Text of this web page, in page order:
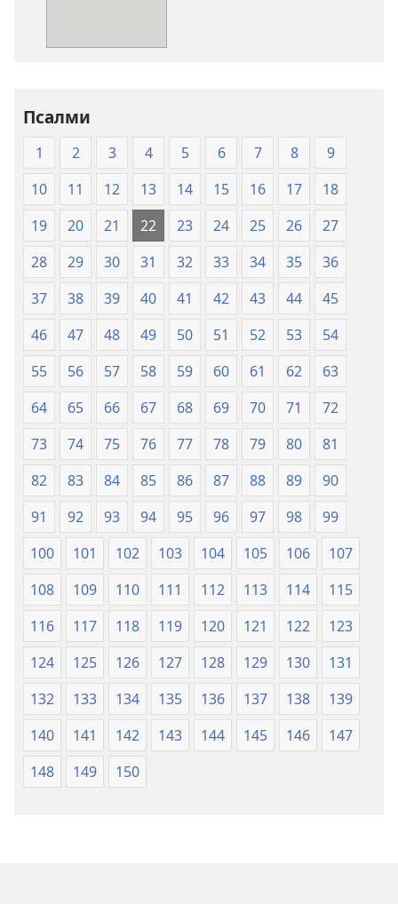
Нови
свет
(меки
повез)
Псалми
1 2 3 4 5 6 7 8
9
10
11 12 13 14 15 16 17
18
19
20 21 22 23 24 25 26
27
28
29 30 31 32 33 34 35
36
37
38 39 40 41 42 43 44
45
46
47 48 49 50 51 52 53
54
55
56 57 58 59 60 61 62
63
64
65 66 67 68 69 70 71
72
73
74 75 76 77 78 79 80
81
82
83 84 85 86 87 88 89
90
91
92 93 94 95 96 97 98
99
100
101 102 103 104 105 106
107
108
109 110 111 112 113 114
115
116
117 118 119 120 121 122
123
124
125 126 127 128 129 130
131
132
133 134 135 136 137 138
139
140
141 142 143 144 145 146
147
148
149 150